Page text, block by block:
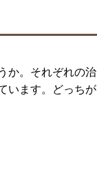
か。それぞれの治
います。どっちが